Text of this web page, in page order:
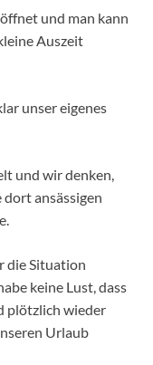
und man kann
Auszeit
unser eigenes
und wir denken,
dort ansässigen
die Situation
keine Lust, dass
plötzlich wieder
Urlaub